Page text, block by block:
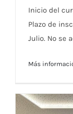
Inicio del
Plazo de
Julio. No se
Más